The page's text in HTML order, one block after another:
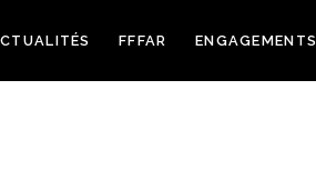
FFFAR ENGAGEMENTS